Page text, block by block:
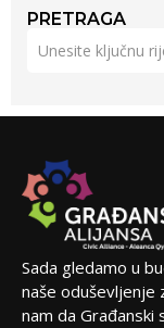
PRETRAGA
Sada gledamo u
naše oduševljenje
nam da Građanski